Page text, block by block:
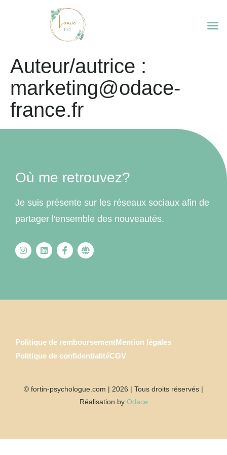
Auteur/autrice :
marketing@odace-
france.fr
Où me retrouvez?
Je suis présente sur les réseaux sociaux afin de
partager l'ensemble des nouveautés.
Politique de remboursementMention légales
Politique de confidentialitéCGV
© fortin-psychologue.com | 2026 | Tous droits réservés |
Réalisation by Odace